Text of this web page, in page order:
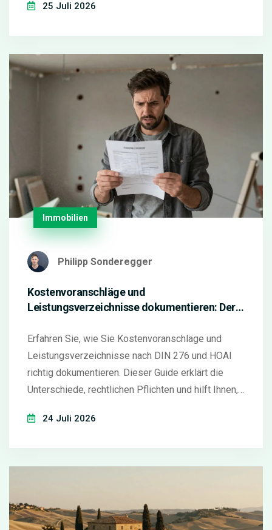
25 Juli 2026
Immobilien
Philipp Sonderegger
Kostenvoranschläge und
Leistungsverzeichnisse dokumentieren: Der
Erfahren Sie, wie Sie Kostenvoranschläge und
Leistungsverzeichnisse nach DIN 276 und HOAI
richtig dokumentieren. Dieser Guide erklärt die
Unterschiede, rechtlichen Pflichten und hilft Ihnen,
24 Juli 2026